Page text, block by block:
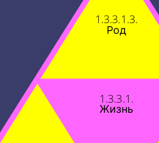
1.3.3.1.
Жизнь
1.3.3.1.3.
Род